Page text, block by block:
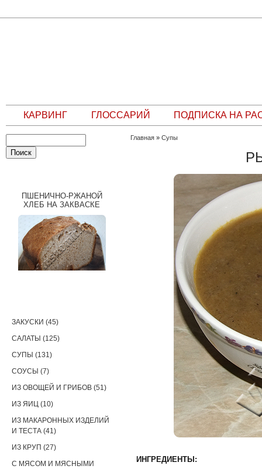
КАРВИНГ ГЛОССАРИЙ ПОДПИСКА НА
Главная » Супы
ИНГРЕДИЕНТЫ:
ПШЕНИЧНО-РЖАНОЙ
ХЛЕБ НА ЗАКВАСКЕ
ЗАКУСКИ (45)
САЛАТЫ (125)
СУПЫ (131)
СОУСЫ (7)
ИЗ ОВОЩЕЙ И ГРИБОВ (51)
ИЗ ЯИЦ (10)
ИЗ МАКАРОННЫХ ИЗДЕЛИЙ
И ТЕСТА (41)
ИЗ КРУП (27)
С МЯСОМ И МЯСНЫМИ